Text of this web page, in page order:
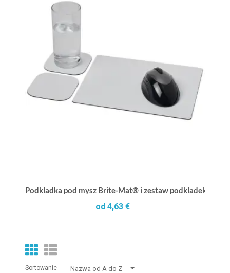
Podkladka pod mysz Brite-Mat® i zestaw podkladek pod
od 4,63 €
Sortowanie Nazwa od A do Z